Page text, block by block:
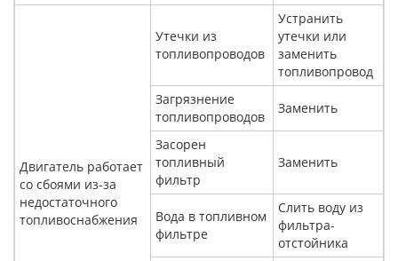
Двигатель работает
со сбоями из-за
недостаточного
топливоснабжения
Утечки из
топливопроводов
Устранить
утечки или
заменить
топливопровод
Загрязнение
топливопроводов
Заменить
Засорен
топливный
фильтр
Заменить
Вода в топливном
фильтре
Слить воду из
фильтра-
отстойника